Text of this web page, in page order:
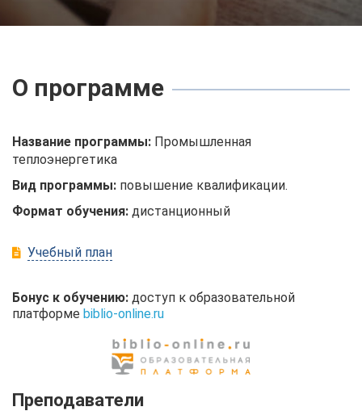
О программе
Название программы: Промышленная
теплоэнергетика
Вид программы: повышение квалификации.
Формат обучения: дистанционный
Учебный план
Бонус к обучению: доступ к образовательной
платформе biblio-online.ru
Преподаватели